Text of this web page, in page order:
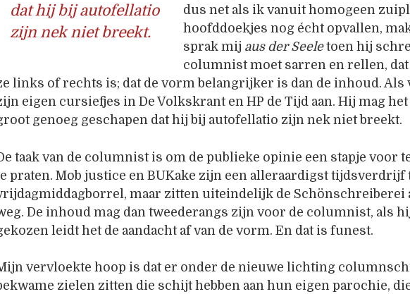
dat hij bij autofellatio
zijn nek niet breekt.
dus net als ik vanuit homogeen
hoofddoekjes nog écht opvallen,
sprak mij aus der Seeletoen hij
columnist moet sarren en rellen,
links of rechts is; dat de vorm belangrijker is dan de inhoud. Als
eigen cursiefjes in De Volkskrant en HP de Tijd aan. Hij mag het
genoeg geschapen dat hij bij autofellatio zijn nek niet breekt.
taak van de columnist is om de publieke opinie een stapje voor
praten. Mob justice en BUKake zijn een alleraardigst tijdsverdrijf
maar zitten uiteindelijk de Schönschreiberei
De inhoud mag dan tweederangs zijn voor de columnist, als
leidt het de aandacht af van de vorm. En dat is funest.
vervloekte hoop is dat er onder de nieuwe lichting
zielen zitten die schijt hebben aan hun eigen parochie,